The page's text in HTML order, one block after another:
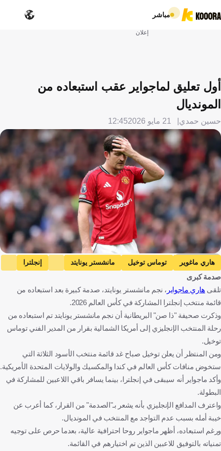
مباشر
إعلان
أول تعليق لماجواير عقب استبعاده من
المونديال
حسين حمدي 21 مايو 2026 12:45
Getty Images
هاري ماغوير توماس توخيل مانشستر يونايتد
إنجلترا
الدوري الإنجليزي الممتاز
كرة قدم
صدمة كبرى
تلقى هاري ماجواير ، نجم مانشستر يونايتد، صدمة كبيرة بعد استبعاده من
قائمة منتخب إنجلترا المشاركة في كأس العالم 2026.
وذكرت صحيفة "ذا صن" البريطانية أن نجم مانشستر يونايتد تم استبعاده من
رحلة المنتخب الإنجليزي إلى أمريكا الشمالية بقرار من المدير الفني توماس
توخيل.
ومن المنتظر أن يعلن توخيل صباح غد قائمة منتخب الأسود الثلاثة التي
ستخوض منافات كأس العالم في كندا والمكسيك والولايات المتحدة الأمريكية.
وأكد ماجواير أنه سيبقى في إنجلترا، بينما يسافر باقي اللاعبين للمشاركة في
البطولة.
واعترف المدافع الإنجليزي بأنه يشعر بـ"الصدمة" من القرار، كما أعرب عن
خيبة أمله بسبب عدم التواجد مع المنتخب في المونديال.
ورغم استبعاده، أظهر ماجواير روحا احترافية عالية، بعدما حرص على توجيه
تمنياته بالتوفيق للاعبين الذين تم اختيارهم في القائمة.